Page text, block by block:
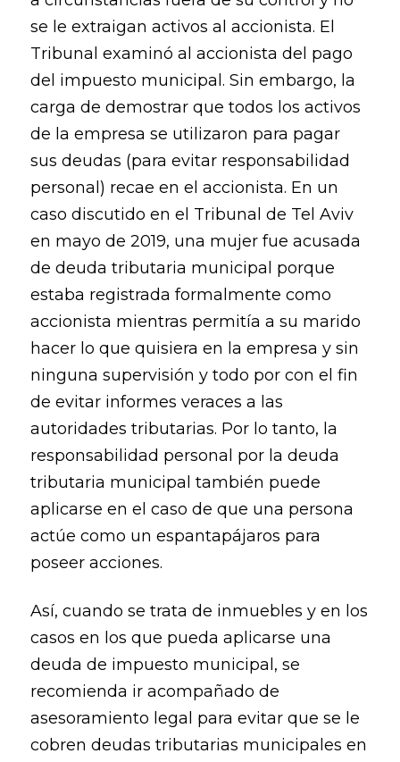
se le extraigan activos al accionista. El
Tribunal examinó al accionista del pago
del impuesto municipal. Sin embargo, la
carga de demostrar que todos los activos
de la empresa se utilizaron para pagar
sus deudas (para evitar responsabilidad
personal) recae en el accionista. En un
caso discutido en el Tribunal de Tel Aviv
en mayo de 2019, una mujer fue acusada
de deuda tributaria municipal porque
estaba registrada formalmente como
accionista mientras permitía a su marido
hacer lo que quisiera en la empresa y sin
ninguna supervisión y todo por con el fin
de evitar informes veraces a las
autoridades tributarias. Por lo tanto, la
responsabilidad personal por la deuda
tributaria municipal también puede
aplicarse en el caso de que una persona
actúe como un espantapájaros para
poseer acciones.
Así, cuando se trata de inmuebles y en los
casos en los que pueda aplicarse una
deuda de impuesto municipal, se
recomienda ir acompañado de
asesoramiento legal para evitar que se le
cobren deudas tributarias municipales en